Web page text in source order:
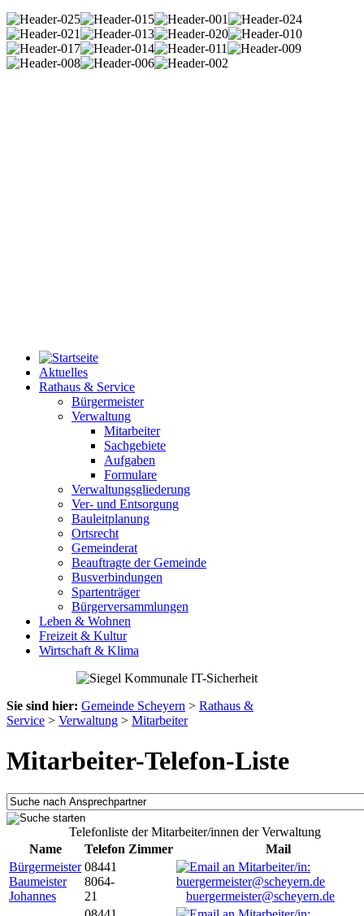
Aktuelles
Rathaus & Service
Bürgermeister
Verwaltung
Mitarbeiter
Sachgebiete
Aufgaben
Formulare
Verwaltungsgliederung
Ver- und Entsorgung
Bauleitplanung
Ortsrecht
Gemeinderat
Beauftragte der Gemeinde
Busverbindungen
Spartenträger
Bürgerversammlungen
Leben & Wohnen
Freizeit & Kultur
Wirtschaft & Klima
Sie sind hier: Gemeinde Scheyern > Rathaus &
Service > Verwaltung > Mitarbeiter
Mitarbeiter-Telefon-Liste
Telefonliste der Mitarbeiter/innen der Verwaltung
Name
Telefon Zimmer
Mail
Bürgermeister
Baumeister
Johannes
08441
8064-
21
buergermeister@scheyern.de